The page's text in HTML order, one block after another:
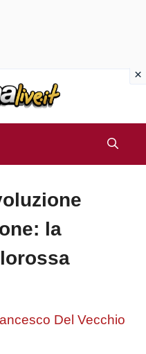
la
Del Vecchio